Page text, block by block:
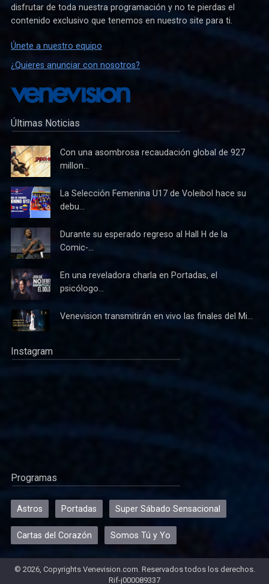
disfrutar de toda nuestra programación y no te pierdas el
contenido exclusivo que tenemos en nuestro site para ti.
Únete a nuestro equipo
¿Quieres anunciar con nosotros?
Últimas Noticias
Con una asombrosa recaudación global de 927
millon...
La Selección Femenina U17 de Voleibol hace su
debu...
Durante su esperado regreso al Hall H de la
Comic-...
En una reveladora charla en Portadas, el
psicólogo...
Venevision transmitirán en vivo las finales del Mi...
Instagram
Programas
Astros Portadas Super Sábado Sensacional
Cartas del Corazón Somos Tú y Yo
© 2026, Copyrights Venevision.com. Reservados todos los derechos.
Rif-j000089337